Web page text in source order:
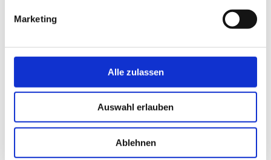
Marketing
Alle zulassen
Auswahl erlauben
Ablehnen
Essen & Trinken
Schloss Museum Wolfenbüttel
+49 5331 / 92460